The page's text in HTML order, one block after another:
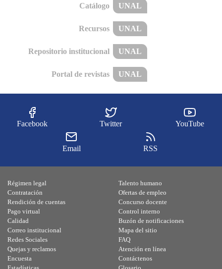
Catálogo UNAL
Recursos UNAL
Repositorio institucional UNAL
Portal de revistas UNAL
Facebook Twitter YouTube
Email RSS
Régimen legal
Contratación
Rendición de cuentas
Pago virtual
Calidad
Talento humano
Ofertas de empleo
Concurso docente
Control interno
Buzón de notificaciones
Correo institucional
Redes Sociales
Quejas y reclamos
Encuesta
Mapa del sitio
FAQ
Atención en línea
Contáctenos